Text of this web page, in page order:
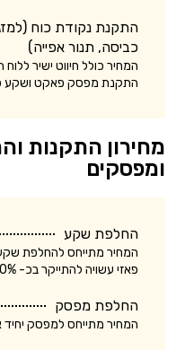
התקנת נקודת כוח
כביסה, תנור אפייה)
המחיר כולל חיווט ישיר
התקנת מפסק פאקט ושקע
מחירון התקנות
ומפסקים
החלפת שקע
המחיר מתייחס להחלפת
פאזי עשויה להתייקר בכ- 40%.
החלפת מפסק
המחיר מתייחס למפסק